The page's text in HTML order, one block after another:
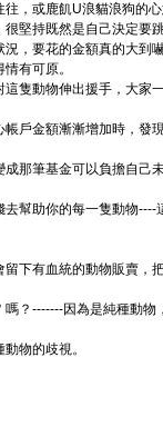
，或鹿飢U浪貓浪狗的心
堅持既然是自己決定要
，要花的金額真的大到嚇
有可原。
隻動物伸出援手，大家
戶金額漸漸增加時，發
那筆基金可以負擔自己
幫助你的每一隻動物
下有血統的動物販賣，
？-------因為是純種動
物的歧視。